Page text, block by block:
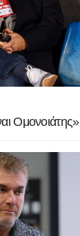
Ομονοιάτης»